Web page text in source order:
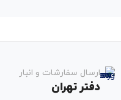
ارسال سفارشات و انبار
دفتر تهران